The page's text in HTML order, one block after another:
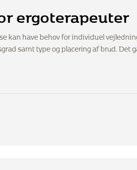
ergoterapeuter
kan have behov for individuel
samt type og placering af brud. Det